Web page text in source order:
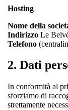
Hosting
Nome della
Indirizzo Le
Telefono
2. Dati
In conformità al
sforziamo di
strettamente